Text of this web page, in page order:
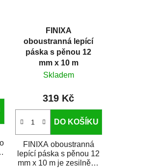
FINIXA
oboustranná lepící
páska s pěnou 12
mm x 10 m
Skladem
319 Kč
DO KOŠÍKU
FINIXA oboustranná
lepící páska s pěnou 12
mm x 10 m je zesilněná